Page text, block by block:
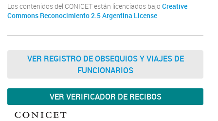
Los contenidos del CONICET están licenciados bajo Creative
Commons Reconocimiento 2.5 Argentina License
VER REGISTRO DE OBSEQUIOS Y VIAJES DE
FUNCIONARIOS
VER VERIFICADOR DE RECIBOS